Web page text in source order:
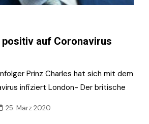
auf Coronavirus
Prinz Charles hat sich mit dem
infiziert London- Der britische
25. März 2020